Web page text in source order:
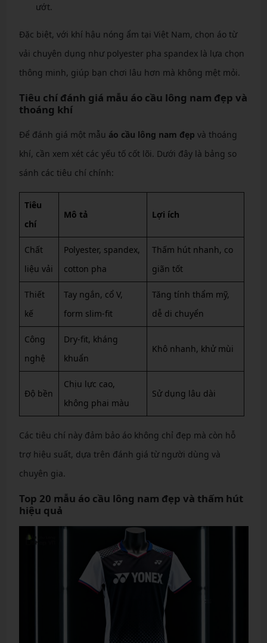
ướt.
Đặc biệt, với khí hậu nóng ẩm tại Việt Nam, chọn áo từ
vải chuyên dụng như polyester pha spandex là lựa chọn
thông minh, giúp bạn chơi lâu hơn mà không mệt mỏi.
Tiêu chí đánh giá mẫu áo cầu lông nam đẹp và
thoáng khí
Để đánh giá một mẫu áo cầu lông nam đẹp và thoáng
khí, cần xem xét các yếu tố cốt lõi. Dưới đây là bảng so
sánh các tiêu chí chính:
Tiêu
chí
Mô tả Lợi ích
Chất
liệu vải
Polyester, spandex,
cotton pha
Thấm hút nhanh, co
giãn tốt
Thiết
kế
Tay ngắn, cổ V,
form slim-fit
Tăng tính thẩm mỹ,
dễ di chuyển
Công
nghệ
Dry-fit, kháng
khuẩn
Khô nhanh, khử mùi
Độ bền
Chịu lực cao,
không phai màu
Sử dụng lâu dài
Các tiêu chí này đảm bảo áo không chỉ đẹp mà còn hỗ
trợ hiệu suất, dựa trên đánh giá từ người dùng và
chuyên gia.
Top 20 mẫu áo cầu lông nam đẹp và thấm hút
hiệu quả